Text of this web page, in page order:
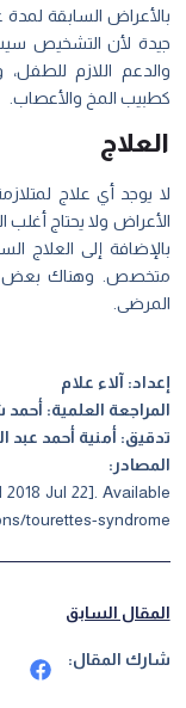
بالأعراض السابقة
جيدة لأن التشخيص
والدعم اللازم
كطبيب المخ والأعصاب.
العلاج
لا يوجد أي علاج
الأعراض ولا يحتاج أغلب
بالإضافة إلى العلاج
متخصص. وهناك بعض
المرضى.
إعداد: آلاء علام
المراجعة العلمية:
تدقيق: أمنية أحمد عبد
المصادر:
Jul 22]. Available
tourettes-syndrome/
المقال السابق
شارك المقال: